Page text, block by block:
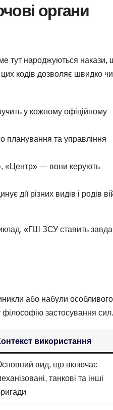
органи
тут народжуються накази,
цих кодів дозволяє швидко
у кожному офіційному
планування та управління
«Центр» — вони керують
дії різних видів і родів
«ГШ ЗСУ ставить
або набули особливого
філософію застосування сил.
використання
вид, що включає
танкові та інші